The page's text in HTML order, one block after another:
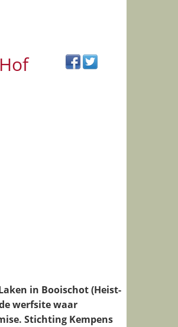
in Booischot (Heist-
werfsite waar
Stichting Kempens